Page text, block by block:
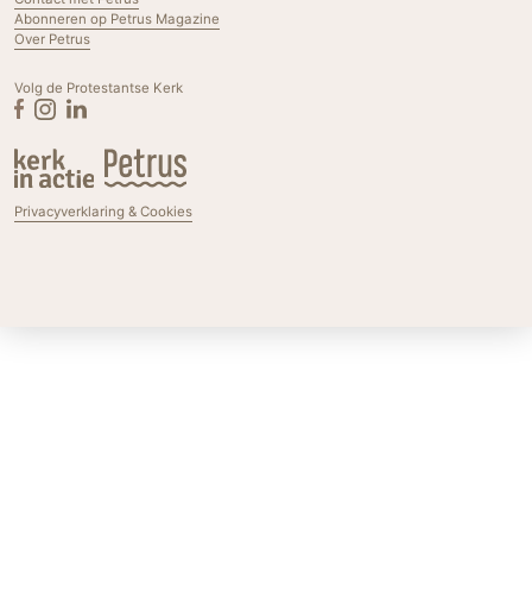
Abonneren op Petrus Magazine
Over Petrus
Volg de Protestantse Kerk
Privacyverklaring & Cookies